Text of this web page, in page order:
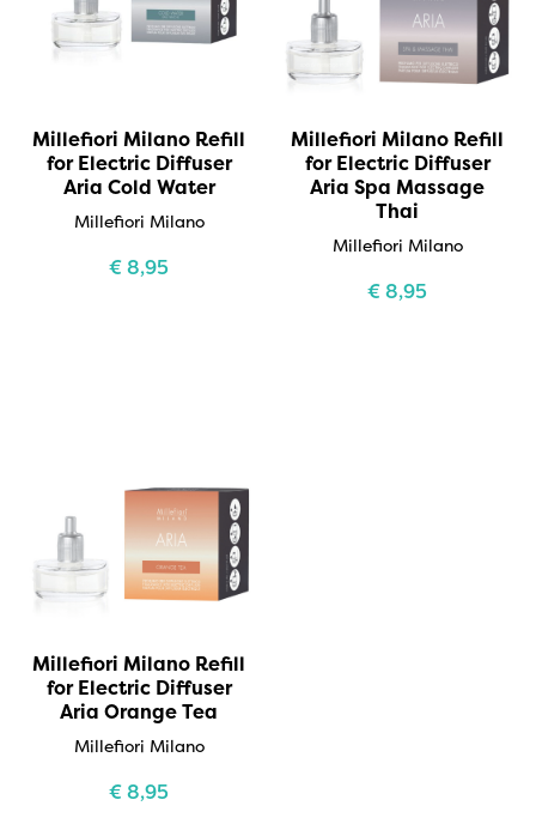
Millefiori Milano Refill
for Electric Diffuser
Aria Cold Water
Millefiori Milano
€8,95
Millefiori Milano Refill
for Electric Diffuser
Aria Spa Massage
Thai
Millefiori Milano
€8,95
Millefiori Milano Refill
for Electric Diffuser
Aria Orange Tea
Millefiori Milano
€8,95